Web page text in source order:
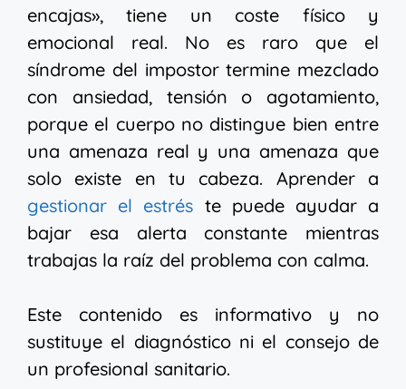
encajas», tiene un coste físico y
emocional real. No es raro que el
síndrome del impostor termine mezclado
con ansiedad, tensión o agotamiento,
porque el cuerpo no distingue bien entre
una amenaza real y una amenaza que
solo existe en tu cabeza. Aprender a
gestionar el estrés te puede ayudar a
bajar esa alerta constante mientras
trabajas la raíz del problema con calma.
Este contenido es informativo y no
sustituye el diagnóstico ni el consejo de
un profesional sanitario.